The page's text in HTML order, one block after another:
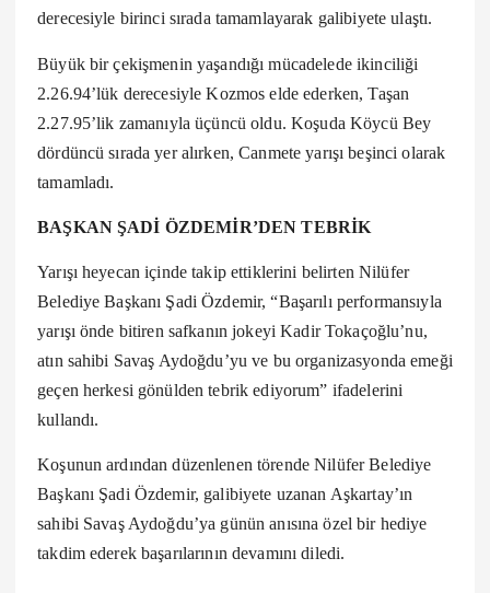
derecesiyle birinci sırada tamamlayarak galibiyete ulaştı.
Büyük bir çekişmenin yaşandığı mücadelede ikinciliği
2.26.94’lük derecesiyle Kozmos elde ederken, Taşan
2.27.95’lik zamanıyla üçüncü oldu. Koşuda Köycü Bey
dördüncü sırada yer alırken, Canmete yarışı beşinci olarak
tamamladı.
BAŞKAN ŞADİ ÖZDEMİR’DEN TEBRİK
Yarışı heyecan içinde takip ettiklerini belirten Nilüfer
Belediye Başkanı Şadi Özdemir, “Başarılı performansıyla
yarışı önde bitiren safkanın jokeyi Kadir Tokaçoğlu’nu,
atın sahibi Savaş Aydoğdu’yu ve bu organizasyonda emeği
geçen herkesi gönülden tebrik ediyorum” ifadelerini
kullandı.
Koşunun ardından düzenlenen törende Nilüfer Belediye
Başkanı Şadi Özdemir, galibiyete uzanan Aşkartay’ın
sahibi Savaş Aydoğdu’ya günün anısına özel bir hediye
takdim ederek başarılarının devamını diledi.